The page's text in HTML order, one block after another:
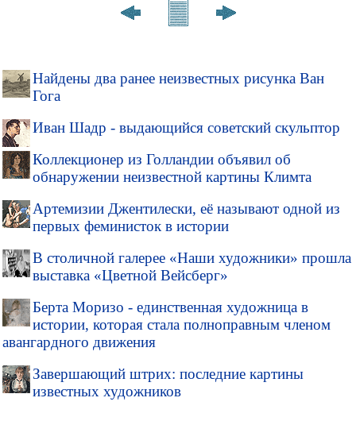
Найдены два ранее неизвестных рисунка Ван
Гога
Иван Шадр - выдающийся советский скульптор
Коллекционер из Голландии объявил об
обнаружении неизвестной картины Климта
Артемизии Джентилески, её называют одной из
первых феминисток в истории
В столичной галерее «Наши художники» прошла
выставка «Цветной Вейсберг»
Берта Моризо - единственная художница в
истории, которая стала полноправным членом
авангардного движения
Завершающий штрих: последние картины
известных художников